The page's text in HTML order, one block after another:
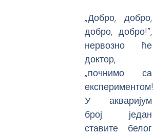
„Добро, добро,
добро, добро!”,
нервозно ће
доктор,
„почнимо са
експериментом!
У акваријум
број један
ставите белог